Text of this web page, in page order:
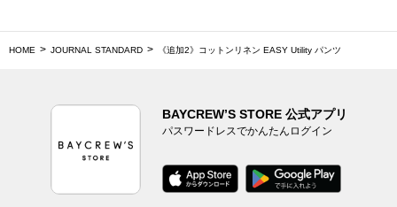
HOME JOURNAL STANDARD 《追加2》コットンリネン EASY Utility パンツ
BAYCREW’S STORE 公式アプリ
パスワードレスでかんたんログイン